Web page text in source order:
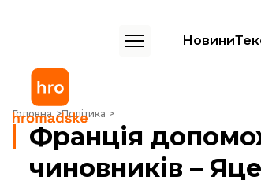
Новини
Головна Політика
Франція допоможе шукати офшорні активи
Франція
чиновників –